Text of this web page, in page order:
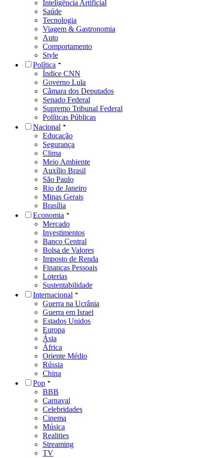
Inteligência Artificial
Saúde
Tecnologia
Viagem & Gastronomia
Auto
Comportamento
Style
Política
Índice CNN
Governo Lula
Câmara dos Deputados
Senado Federal
Supremo Tribunal Federal
Políticas Públicas
Nacional
Educação
Segurança
Clima
Meio Ambiente
Auxílio Brasil
São Paulo
Rio de Janeiro
Minas Gerais
Brasília
Economia
Mercado
Investimentos
Banco Central
Bolsa de Valores
Imposto de Renda
Finanças Pessoais
Loterias
Sustentabilidade
Internacional
Guerra na Ucrânia
Guerra em Israel
Estados Unidos
Europa
Ásia
África
Oriente Médio
Rússia
China
Pop
BBB
Carnaval
Celebridades
Cinema
Música
Realities
Streaming
TV